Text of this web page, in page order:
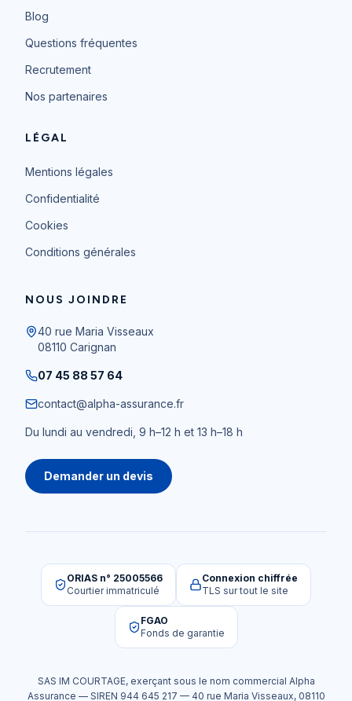
Blog
Questions fréquentes
Recrutement
Nos partenaires
LÉGAL
Mentions légales
Confidentialité
Cookies
Conditions générales
NOUS JOINDRE
40 rue Maria Visseaux
08110 Carignan
07 45 88 57 64
contact@alpha-assurance.fr
Du lundi au vendredi, 9 h–12 h et 13 h–18 h
Demander un devis
ORIAS n° 25005566
Courtier immatriculé
Connexion chiffrée
TLS sur tout le site
FGAO
Fonds de garantie
SAS IM COURTAGE, exerçant sous le nom commercial Alpha
Assurance — SIREN 944 645 217 — 40 rue Maria Visseaux, 08110